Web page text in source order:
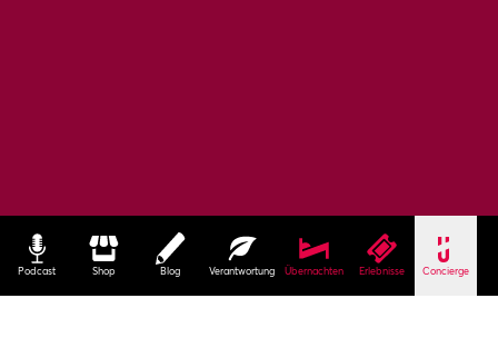
Podcast Shop Blog Verantwortung Übernachten Erlebnisse Concierge